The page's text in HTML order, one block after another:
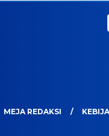
MEJA REDAKSI